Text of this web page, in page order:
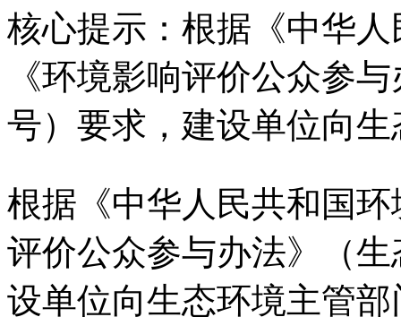
核心提示：根据《中华
《环境影响评价公众参
号）要求，建设单位向
根据《中华人民共和国
评价公众参与办法》（
设单位向生态环境主管